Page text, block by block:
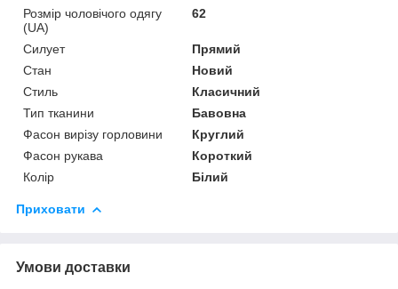
Розмір чоловічого одягу
(UA)
62
Силует
Прямий
Стан
Новий
Стиль
Класичний
Тип тканини
Бавовна
Фасон вирізу горловини
Круглий
Фасон рукава
Короткий
Колір
Білий
Приховати
Умови доставки